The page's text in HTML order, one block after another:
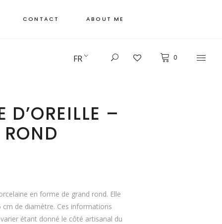
CONTACT ABOUT ME
FR 0
D’OREILLE –
en forme de grand rond. Elle
cm de diamètre. Ces informations
étant donné le côté artisanal du